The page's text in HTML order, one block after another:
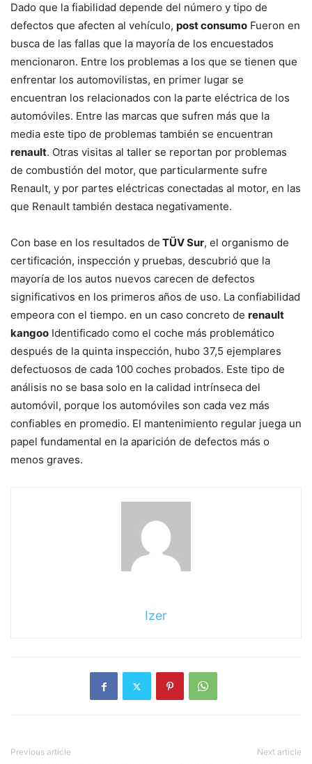
Dado que la fiabilidad depende del número y tipo de
defectos que afecten al vehículo, post consumo Fueron en
busca de las fallas que la mayoría de los encuestados
mencionaron. Entre los problemas a los que se tienen que
enfrentar los automovilistas, en primer lugar se
encuentran los relacionados con la parte eléctrica de los
automóviles. Entre las marcas que sufren más que la
media este tipo de problemas también se encuentran
renault. Otras visitas al taller se reportan por problemas
de combustión del motor, que particularmente sufre
Renault, y por partes eléctricas conectadas al motor, en las
que Renault también destaca negativamente.
Con base en los resultados de TÜV Sur, el organismo de
certificación, inspección y pruebas, descubrió que la
mayoría de los autos nuevos carecen de defectos
significativos en los primeros años de uso. La confiabilidad
empeora con el tiempo. en un caso concreto de renault
kangoo Identificado como el coche más problemático
después de la quinta inspección, hubo 37,5 ejemplares
defectuosos de cada 100 coches probados. Este tipo de
análisis no se basa solo en la calidad intrínseca del
automóvil, porque los automóviles son cada vez más
confiables en promedio. El mantenimiento regular juega un
papel fundamental en la aparición de defectos más o
menos graves.
Izer
Previous article Next article